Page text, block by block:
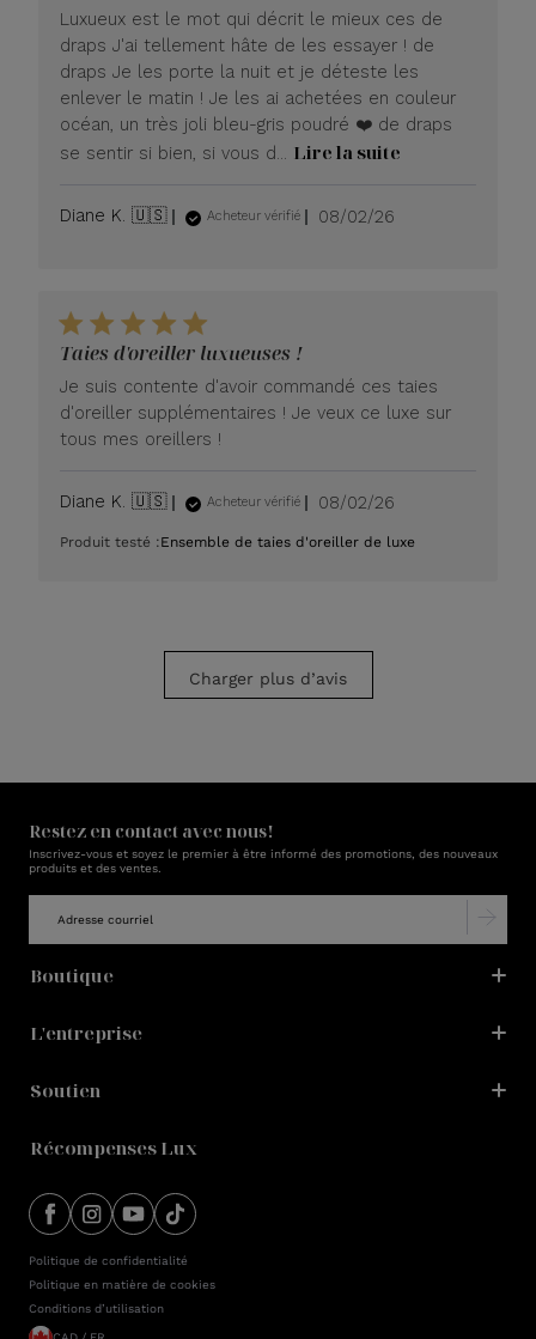
Luxueux est le mot qui décrit le mieux ces de
draps J'ai tellement hâte de les essayer ! de
draps Je les porte la nuit et je déteste les
enlever le matin ! Je les ai achetées en couleur
océan, un très joli bleu-gris poudré ❤️ de draps
se sentir si bien, si vous d... Lire la suite
Diane K. 🇺🇸 Acheteur vérifié
Date
08/02/26
Taies d'oreiller luxueuses !
Je suis contente d'avoir commandé ces taies
d'oreiller supplémentaires ! Je veux ce luxe sur
tous mes oreillers !
Diane K. 🇺🇸 Acheteur vérifié
Date
publication
08/02/26
Produit testé :Ensemble de taies d'oreiller de luxe
Charger plus d’avis
Restez en contact avec nous!
Inscrivez-vous et soyez le premier à être informé des promotions, des nouveaux
produits et des ventes.
Boutique
L'entreprise
Soutien
Récompenses Lux
Politique de confidentialité
Politique en matière de cookies
Conditions d’utilisation